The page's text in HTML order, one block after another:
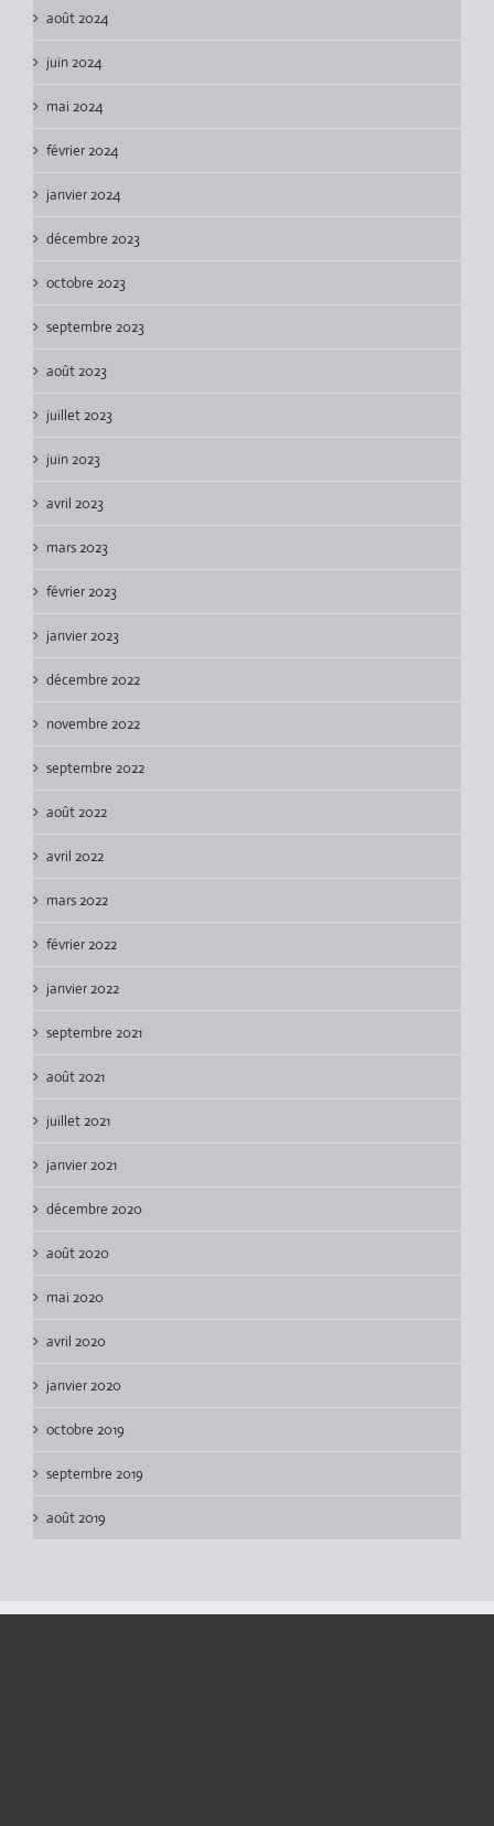
août 2024
juin 2024
mai 2024
février 2024
janvier 2024
décembre 2023
octobre 2023
septembre 2023
août 2023
juillet 2023
juin 2023
avril 2023
mars 2023
février 2023
janvier 2023
décembre 2022
novembre 2022
septembre 2022
août 2022
avril 2022
mars 2022
février 2022
janvier 2022
septembre 2021
août 2021
juillet 2021
janvier 2021
décembre 2020
août 2020
mai 2020
avril 2020
janvier 2020
octobre 2019
septembre 2019
août 2019